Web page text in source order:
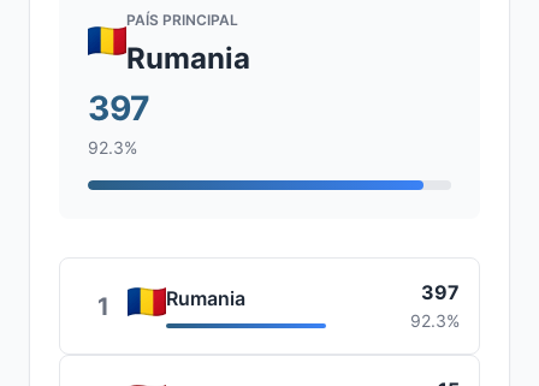
PAÍS PRINCIPAL
Rumania
397
92.3%
1 Rumania 397
92.3%